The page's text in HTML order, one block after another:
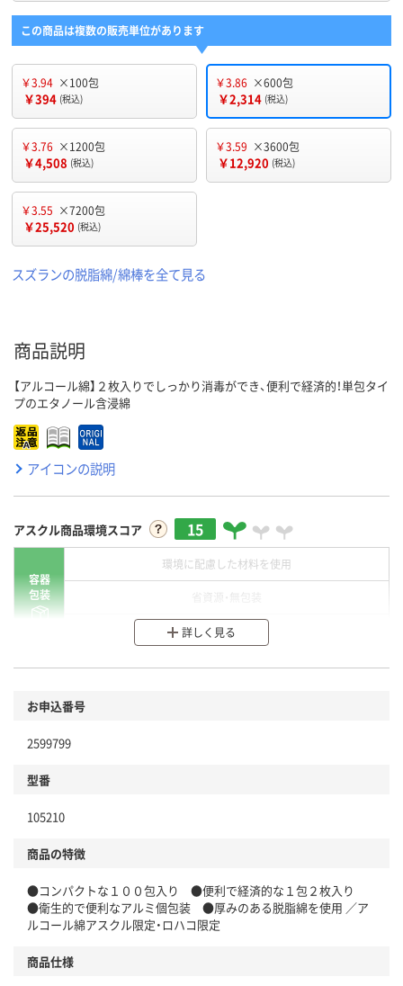
この商品は複数の販売単位があります
￥3.94 ×100包
￥394 (税込)
￥3.86 ×600包
￥2,314 (税込)
￥3.76 ×1200包
￥4,508 (税込)
￥3.59 ×3600包
￥12,920 (税込)
￥3.55 ×7200包
￥25,520 (税込)
スズランの脱脂綿/綿棒を全て見る
商品説明
【アルコール綿】２枚入りでしっかり消毒ができ、便利で経済的！単包タイ
プのエタノール含浸綿
アイコンの説明
アスクル商品環境スコア 15
容器
包装
環境に配慮した材料を使用
分別・リサイクルしやすい設計
本体
仕組
この商品の環境配慮ポイントです。下記商品詳細「
アスクル商品環境スコア詳細／加点項目
」で確認できます。
詳しく見る
お申込番号
2599799
型番
105210
商品の特徴
●コンパクトな１００包入り ●便利で経済的な１包２枚入り
●衛生的で便利なアルミ個包装 ●厚みのある脱脂綿を使用 ／ア
ルコール綿アスクル限定・ロハコ限定
商品仕様